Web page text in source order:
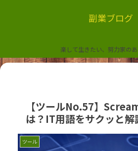
副業ブログ
楽して生きたい、努力家のあ
【ツールNo.57】
は？IT用語をサクッと解
ツール